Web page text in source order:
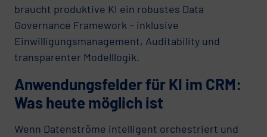
braucht produktive KI ein robustes Data
Governance Framework – inklusive
Einwilligungsmanagement, Auditability und
transparenter Modelllogik.
Anwendungsfelder für KI im CRM:
Was heute möglich ist
Wenn Datenströme intelligent orchestriert und